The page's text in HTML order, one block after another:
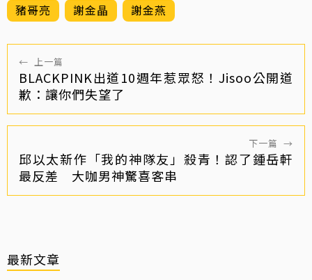
豬哥亮 謝金晶 謝金燕
← 上一篇
BLACKPINK出道10週年惹眾怒！Jisoo公開道
歉：讓你們失望了
下一篇 →
邱以太新作「我的神隊友」殺青！認了鍾岳軒
最反差 大咖男神驚喜客串
最新文章